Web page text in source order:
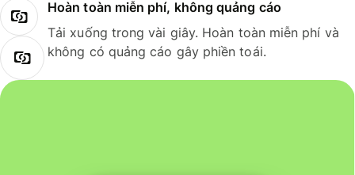
Hoàn toàn miễn phí, không quảng cáo
Tải xuống trong vài giây. Hoàn toàn miễn phí và
không có quảng cáo gây phiền toái.